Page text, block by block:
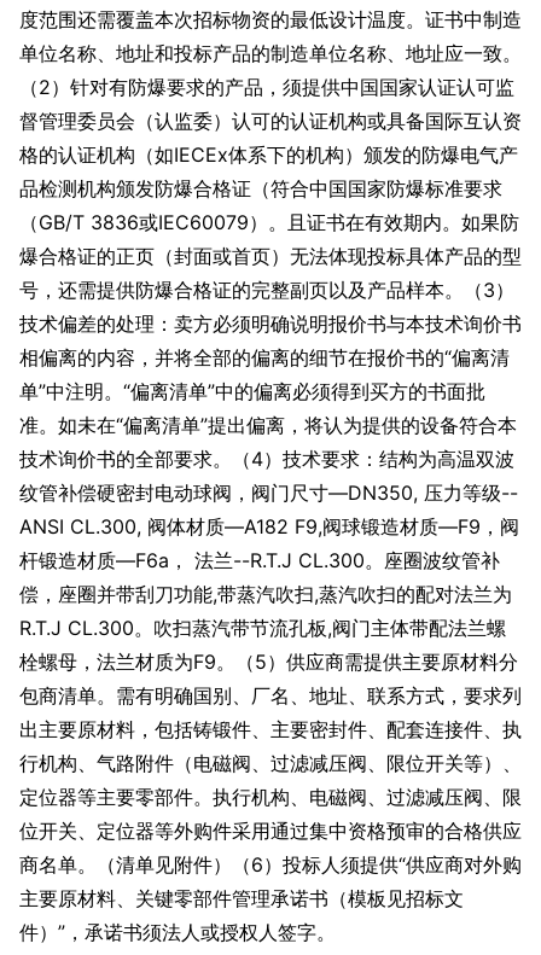
度范围还需覆盖本次招标物资的最低设计温度。证书中制造
单位名称、地址和投标产品的制造单位名称、地址应一致。
（2）针对有防爆要求的产品，须提供中国国家认证认可监
督管理委员会（认监委）认可的认证机构或具备国际互认资
格的认证机构（如IECEx体系下的机构）颁发的防爆电气产
品检测机构颁发防爆合格证（符合中国国家防爆标准要求
（GB/T 3836或IEC60079）。且证书在有效期内。如果防
爆合格证的正页（封面或首页）无法体现投标具体产品的型
号，还需提供防爆合格证的完整副页以及产品样本。（3）
技术偏差的处理：卖方必须明确说明报价书与本技术询价书
相偏离的内容，并将全部的偏离的细节在报价书的“偏离清
单”中注明。“偏离清单”中的偏离必须得到买方的书面批
准。如未在“偏离清单”提出偏离，将认为提供的设备符合本
技术询价书的全部要求。（4）技术要求：结构为高温双波
纹管补偿硬密封电动球阀，阀门尺寸—DN350, 压力等级--
ANSI CL.300, 阀体材质—A182 F9,阀球锻造材质—F9，阀
杆锻造材质—F6a， 法兰--R.T.J CL.300。座圈波纹管补
偿，座圈并带刮刀功能,带蒸汽吹扫,蒸汽吹扫的配对法兰为
R.T.J CL.300。吹扫蒸汽带节流孔板,阀门主体带配法兰螺
栓螺母，法兰材质为F9。（5）供应商需提供主要原材料分
包商清单。需有明确国别、厂名、地址、联系方式，要求列
出主要原材料，包括铸锻件、主要密封件、配套连接件、执
行机构、气路附件（电磁阀、过滤减压阀、限位开关等）、
定位器等主要零部件。执行机构、电磁阀、过滤减压阀、限
位开关、定位器等外购件采用通过集中资格预审的合格供应
商名单。（清单见附件）（6）投标人须提供“供应商对外购
主要原材料、关键零部件管理承诺书（模板见招标文
件）”，承诺书须法人或授权人签字。